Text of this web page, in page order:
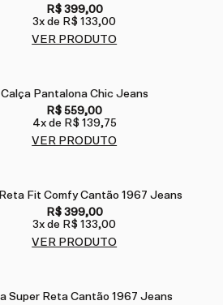
R$ 399,00
3x de R$ 133,00
VER PRODUTO
Calça Pantalona Chic Jeans
R$ 559,00
4x de R$ 139,75
VER PRODUTO
Fit Comfy Cantão 1967 Jeans
R$ 399,00
3x de R$ 133,00
VER PRODUTO
Super Reta Cantão 1967 Jeans